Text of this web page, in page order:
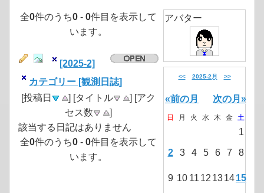
全0件のうち0 - 0件目を表示して
います。
[2025-2]
カテゴリー [観測日誌]
[投稿日
] [タイトル
] [アク
セス数
]
該当する日記はありません
全0件のうち0 - 0件目を表示して
います。
アバター
<< 2025-2月 >>
«前の月 次の月»
日 月 火 水 木 金 土
1
2 3 4 5 6 7 8
9 10 11 12 131415